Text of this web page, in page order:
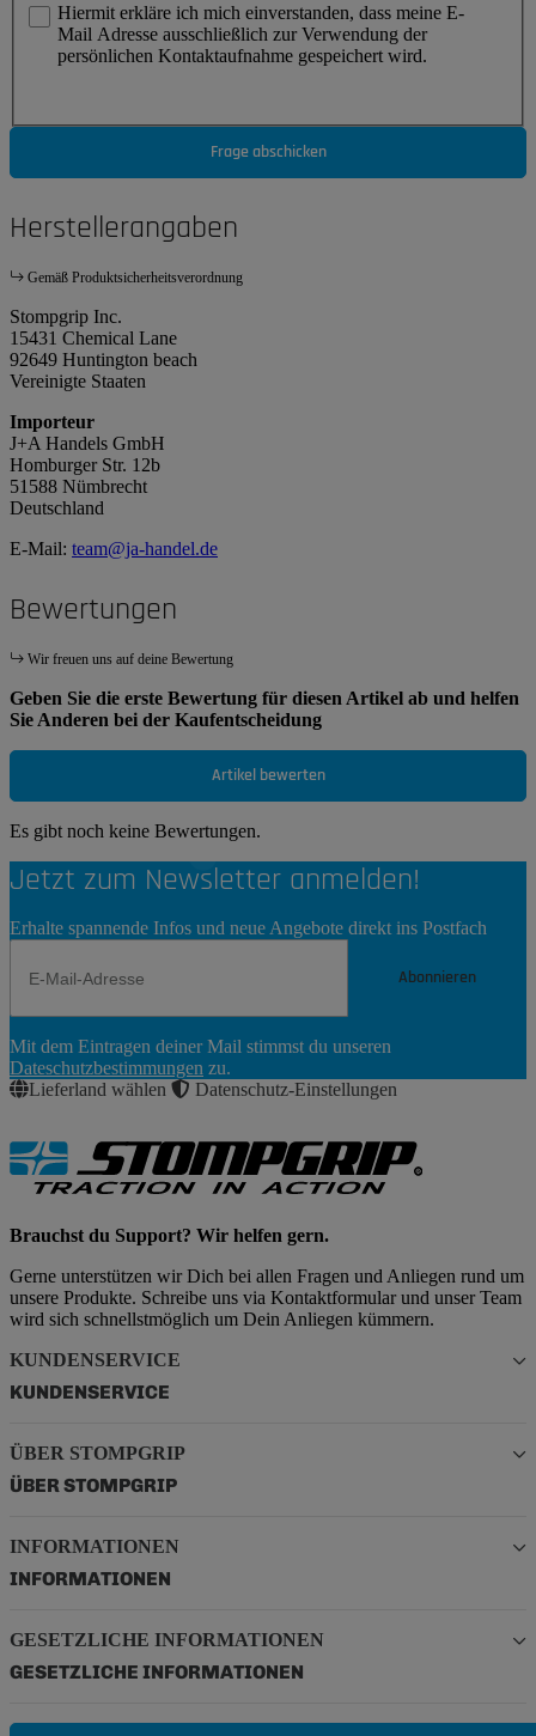
Hiermit erkläre ich mich einverstanden, dass meine E-
Mail Adresse ausschließlich zur Verwendung der
persönlichen Kontaktaufnahme gespeichert wird.
Frage abschicken
Herstellerangaben
Gemäß Produktsicherheitsverordnung
Stompgrip Inc.
15431 Chemical Lane
92649 Huntington beach
Vereinigte Staaten
Importeur
J+A Handels GmbH
Homburger Str. 12b
51588 Nümbrecht
Deutschland
E-Mail: team@ja-handel.de
Bewertungen
Wir freuen uns auf deine Bewertung
Geben Sie die erste Bewertung für diesen Artikel ab und helfen
Sie Anderen bei der Kaufentscheidung
Artikel bewerten
Es gibt noch keine Bewertungen.
Jetzt zum Newsletter anmelden!
Erhalte spannende Infos und neue Angebote direkt ins Postfach
Abonnieren
Abonnieren
Mit dem Eintragen deiner Mail stimmst du unseren
Dateschutzbestimmungen zu.
Lieferland wählen
Datenschutz-Einstellungen
Brauchst du Support? Wir helfen gern.
Gerne unterstützen wir Dich bei allen Fragen und Anliegen rund um
unsere Produkte. Schreibe uns via Kontaktformular und unser Team
wird sich schnellstmöglich um Dein Anliegen kümmern.
KUNDENSERVICE
KUNDENSERVICE
ÜBER STOMPGRIP
ÜBER STOMPGRIP
INFORMATIONEN
INFORMATIONEN
GESETZLICHE INFORMATIONEN
GESETZLICHE INFORMATIONEN